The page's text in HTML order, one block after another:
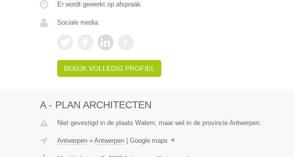
Er wordt gewerkt op afspraak.
Sociale media:
BEKIJK VOLLEDIG PROFIEL
A - PLAN ARCHITECTEN
Niet gevestigd in de plaats Walem, maar wel in de provincie Antwerpen.
Antwerpen» Antwerpen| Google maps ▼